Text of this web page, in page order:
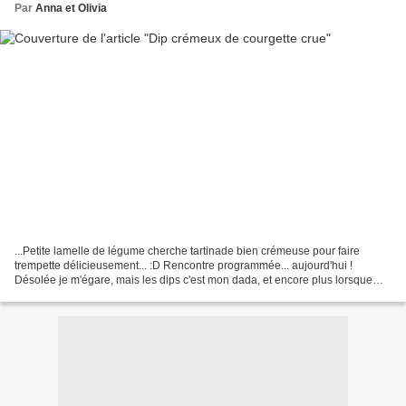
Par Anna et Olivia
...Petite lamelle de légume cherche tartinade bien crémeuse pour faire
trempette délicieusement... :D Rencontre programmée... aujourd'hui !
Désolée je m'égare, mais les dips c'est mon dada, et encore plus lorsque